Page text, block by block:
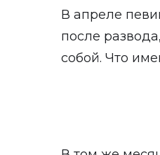
В апреле
после
собой. Что